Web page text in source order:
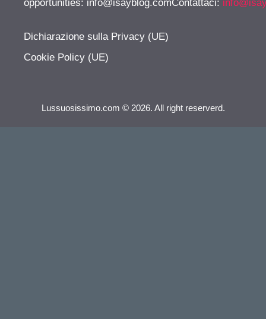
opportunities: info@isayblog.comContattaci:
Dichiarazione sulla Privacy (UE)
Cookie Policy (UE)
Lussuosissimo.com © 2026. All right reserverd.